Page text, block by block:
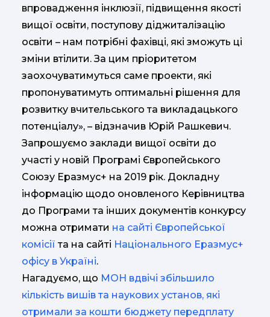
впровадження інклюзії, підвищення якості
вищої освіти, поступову діджиталізацію
освіти – нам потрібні фахівці, які зможуть ці
зміни втілити. За цим пріоритетом
заохочуватимуться саме проекти, які
пропонуватимуть оптимальні рішення для
розвитку вчительського та викладацького
потенціалу», – відзначив Юрій Рашкевич.
Запрошуємо заклади вищої освіти до
участі у новій Програмі Європейського
Союзу Еразмус+ на 2019 рік. Докладну
інформацію щодо оновленого Керівництва
до Програми та інших документів конкурсу
можна отримати на сайті Європейської
комісії та на сайті Національного Еразмус+
офісу в Україні.
Нагадуємо, що МОН вдвічі збільшило
кількість вишів та наукових установ, які
отримали за кошти бюджету передплату